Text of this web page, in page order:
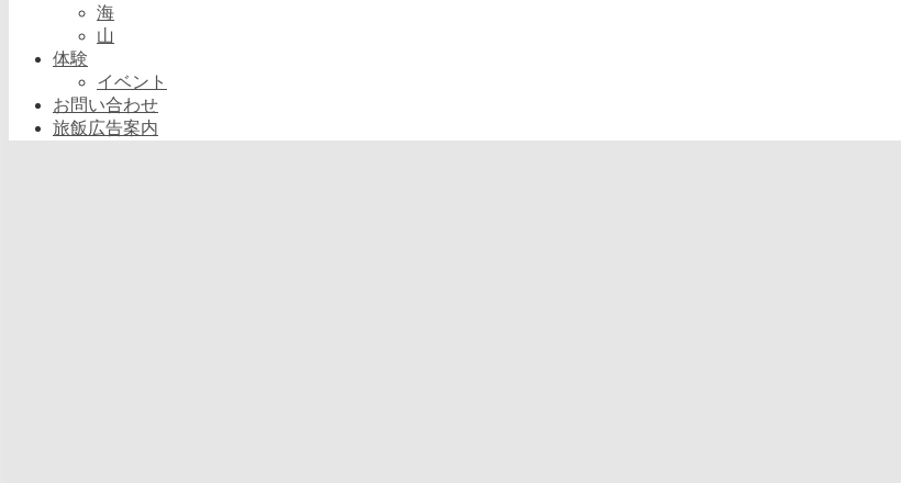
海
山
体験
イベント
お問い合わせ
旅飯広告案内